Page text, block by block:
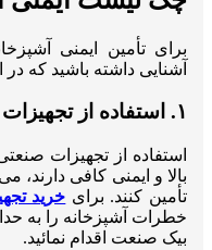
برای تأمین ایمنی
آشنایی داشته باشید که
۱. استفاده از تجهیزات آشپزخانه صنعتی استاندارد
استفاده از تجهیزات
بالا و ایمنی کافی دارند،
تأمین کنند. برای خرید
خطرات آشپزخانه را به
بیک صنعت اقدام نمائید.